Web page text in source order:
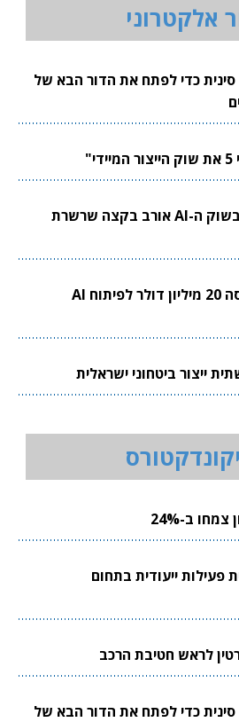
אלקטרוני
כדי לפתח את הדור הבא של
צוואר הבקבוק הבא בשוק ה-AI אורב בקצה שרשרת
Limitless Labs גייסה 20 מיליון דולר לפיתוח AI
ב-24%
ייעודית בתחום
לראש חטיבת הרכב
כדי לפתח את הדור הבא של